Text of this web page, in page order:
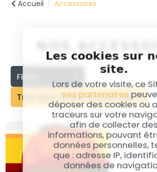
Les cookies sur
site.
Lors de votre visite, ce
ses partenaires
déposer des cookies ou
traceurs sur votre
afin de collecter des
informations, pouvant
données personnelles,
que : adresse IP,
données de
Accueil Accessoires
NOS
Filtrer
Trier plus récent en premier